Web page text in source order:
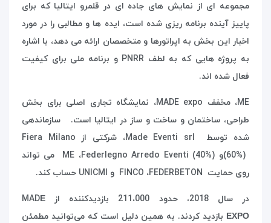
مجموعه ای از نمایش های جاده ای در قلمرو ایتالیا که برای
پاییز آینده برنامه ریزی شده است، ایده ها و مطالبی را در مورد
اخبار این بخش به اپراتورها و متخصصان ارائه می دهد، با اشاره
به پروژه هایی که به لطف PNRR و برنامه ملی برای کیفیت
فعال شده اند.
ME، مخفف MADE expo، نمایشگاه تجاری اصلی برای بخش
طراحی، ساختمان و ساخت و ساز در ایتالیا است. سازماندهی
شده توسط Made Eventi srl، شرکتی از Fiera Milano
(60%)و Federlegno Arredo Eventi (40%)، ME می تواند
روی حمایت FEDERBETON، FINCO و UNICMI حساب کند.
در سال 2018، حدود 211،000 بازدیدکننده از
MADЕ
ЕХРО بازدید کردند. به همین دلیل است که می‌توانید مطمئن